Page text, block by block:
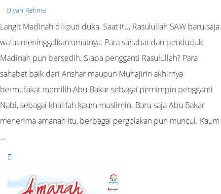
Diyah Rahma
Langit Madinah diliputi duka. Saat itu, Rasulullah SAW baru saja
wafat meninggalkan umatnya. Para sahabat dan penduduk
Madinah pun bersedih. Siapa pengganti Rasulullah? Para
sahabat baik dari Anshar maupun Muhajirin akhirnya
bermufakat memilih Abu Bakar sebagai pemimpin pengganti
Nabi, sebagai khalifah kaum muslimin. Baru saja Abu Bakar
menerima amanah itu, berbagai pergolakan pun muncul. Kaum
…